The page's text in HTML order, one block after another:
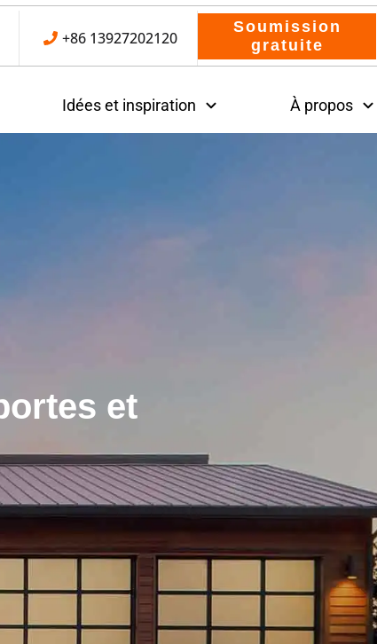
+86 13927202120
Soumission
gratuite
Idées et inspiration À propos
et